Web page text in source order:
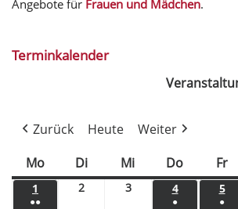
Angebote für Frauen und Mädchen.
Terminkalender
Zurück Heute
Weiter
Mo
Di Mi Do Fr
1
●●
2 3 4
●
5
●